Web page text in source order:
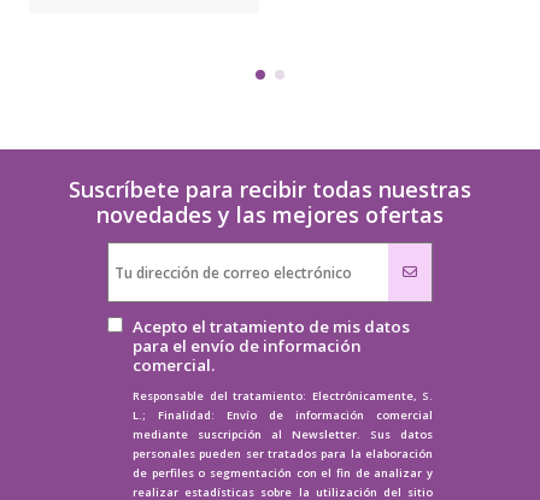
Suscríbete para recibir todas nuestras
novedades y las mejores ofertas
Acepto el tratamiento de mis datos
para el envío de información
comercial.
Responsable del tratamiento: Electrónicamente, S.
L.; Finalidad: Envío de información comercial
mediante suscripción al Newsletter. Sus datos
personales pueden ser tratados para la elaboración
de perfiles o segmentación con el fin de analizar y
realizar estadísticas sobre la utilización del sitio